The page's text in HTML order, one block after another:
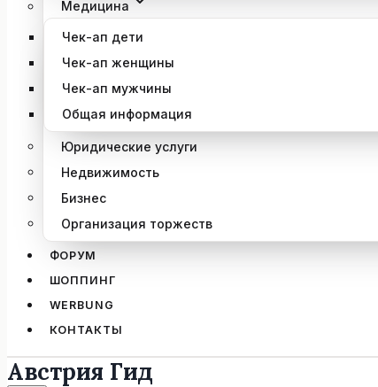
Медицина
Чек-ап дети
Чек-ап женщины
Чек-ап мужчины
Общая информация
Юридические услуги
Недвижимость
Бизнес
Организация торжеств
ФОРУМ
ШОППИНГ
WERBUNG
КОНТАКТЫ
Австрия Гид